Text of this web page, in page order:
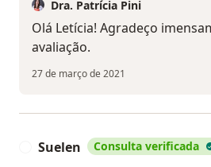
Dra. Patrícia Pini
Olá Letícia! Agradeço
avaliação.
27 de março de 2021
Suelen Consulta verificada